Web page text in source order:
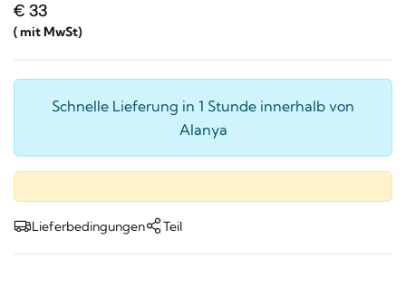
€ 33
( mit MwSt)
Schnelle Lieferung in 1 Stunde innerhalb von
Alanya
Lieferbedingungen Teil